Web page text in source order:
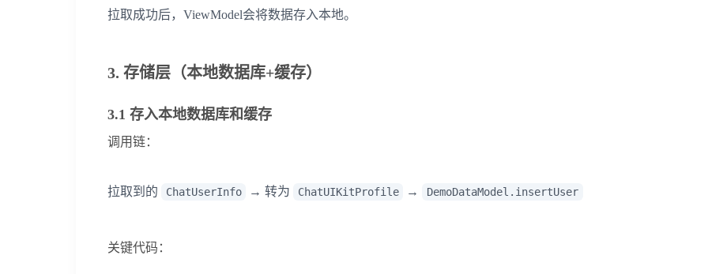
拉取成功后，ViewModel会将数据存入本地。
3. 存储层（本地数据库+缓存）
3.1 存入本地数据库和缓存
调用链：
拉取到的 ChatUserInfo → 转为 ChatUIKitProfile → DemoDataModel.insertUser
关键代码：